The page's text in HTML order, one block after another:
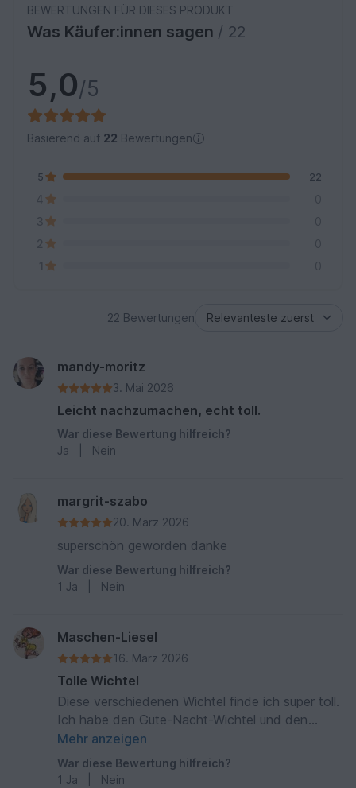
BEWERTUNGEN FÜR DIESES PRODUKT
Was Käufer:innen sagen / 22
5,0/5
Basierend auf 22 Bewertungen
5 22
4
0
3
0
2
0
1
0
22 Bewertungen
mandy-moritz
3. Mai 2026
Leicht nachzumachen, echt toll.
War diese Bewertung hilfreich?
Ja
Nein
margrit-szabo
20. März 2026
superschön geworden danke
War diese Bewertung hilfreich?
1 Ja Nein
Maschen-Liesel
16. März 2026
Tolle Wichtel
Diese verschiedenen Wichtel finde ich super toll.
Ich habe den Gute-Nacht-Wichtel und den
Herz-Wichtel bestellt. Super schneller,
problemloser PDF Download. Die Anleitung liest
sich sehr gut verständlich. Ich habe bereits den
Mehr anzeigen
War diese Bewertung hilfreich?
1 Ja Nein